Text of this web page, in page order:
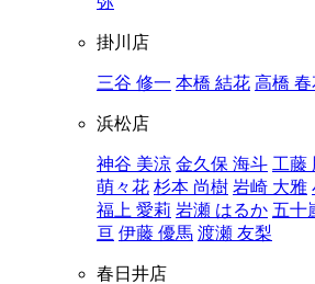
掛川店
三谷 修一 本橋 結花 高橋 春
浜松店
神谷 美涼 金久保 海斗 工藤
萌々花 杉本 尚樹 岩崎 大雅
福上 愛莉 岩瀬 はるか 五十
亘 伊藤 優馬 渡瀬 友梨
春日井店